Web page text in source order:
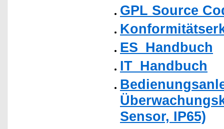
GPL Source
ES_Handbuch
IT_Handbuch
Sensor, IP65)